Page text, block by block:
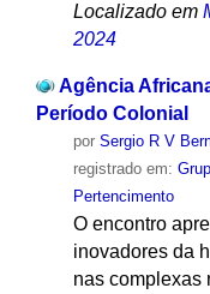
Localizado em
2024
Agência
Período Colonial
por Sergio R V
registrado em:
Pertencimento
O encontro
inovadores da
nas complexas